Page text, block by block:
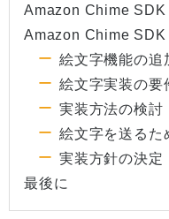
Amazon Chime
Amazon Chime
絵文字機能の追
絵文字実装の要
実装方法の検討
絵文字を送るた
実装方針の決定
最後に